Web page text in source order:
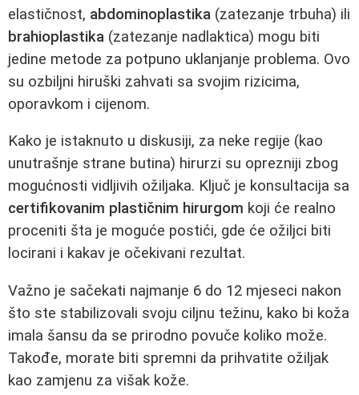
elastičnost, abdominoplastika (zatezanje trbuha) ili
brahioplastika (zatezanje nadlaktica) mogu biti
jedine metode za potpuno uklanjanje problema. Ovo
su ozbiljni hiruški zahvati sa svojim rizicima,
oporavkom i cijenom.
Kako je istaknuto u diskusiji, za neke regije (kao
unutrašnje strane butina) hirurzi su oprezniji zbog
mogućnosti vidljivih ožiljaka. Ključ je konsultacija sa
certifikovanim plastičnim hirurgom koji će realno
proceniti šta je moguće postići, gde će ožiljci biti
locirani i kakav je očekivani rezultat.
Važno je sačekati najmanje 6 do 12 mjeseci nakon
što ste stabilizovali svoju ciljnu težinu, kako bi koža
imala šansu da se prirodno povuče koliko može.
Takođe, morate biti spremni da prihvatite ožiljak
kao zamjenu za višak kože.